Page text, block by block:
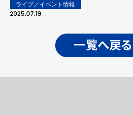
ライブ／イベント情報
2025.07.19
一覧へ戻る